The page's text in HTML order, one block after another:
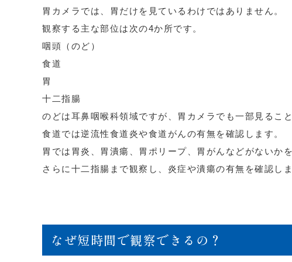
胃カメラでは、胃だけを見ているわけではありません。
観察する主な部位は次の4か所です。
咽頭（のど）
食道
胃
十二指腸
のどは耳鼻咽喉科領域ですが、胃カメラでも一部見るこ
食道では逆流性食道炎や食道がんの有無を確認します。
胃では胃炎、胃潰瘍、胃ポリープ、胃がんなどがないか
さらに十二指腸まで観察し、炎症や潰瘍の有無を確認しま
なぜ短時間で観察できるの？